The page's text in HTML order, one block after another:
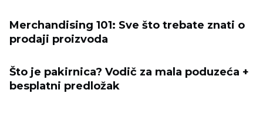
Merchandising 101: Sve što trebate znati o
prodaji proizvoda
Što je pakirnica? Vodič za mala poduzeća +
besplatni predložak